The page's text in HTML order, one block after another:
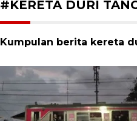
#KERETA DURI
Kumpulan berita kereta